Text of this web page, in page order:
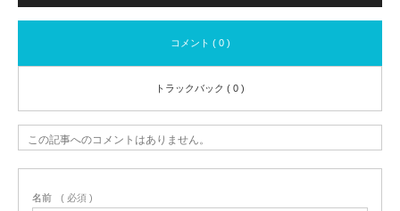
コメント ( 0 )
トラックバック ( 0 )
この記事へのコメントはありません。
名前 ( 必須 )